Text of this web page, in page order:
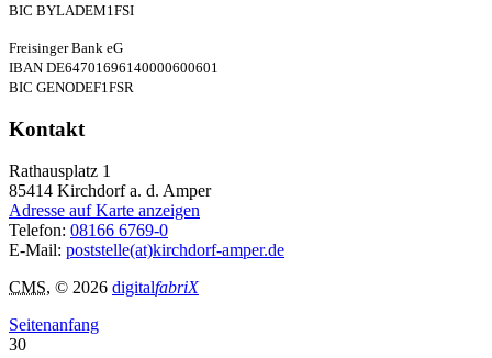
BIC BYLADEM1FSI
Freisinger Bank eG
IBAN DE64701696140000600601
BIC GENODEF1FSR
Kontakt
Rathausplatz 1
85414 Kirchdorf a. d. Amper
Adresse auf Karte anzeigen
Telefon: 08166 6769-0
E-Mail: poststelle(at)kirchdorf-amper.de
CMS, © 2026 digitalfabriX
Seitenanfang
30